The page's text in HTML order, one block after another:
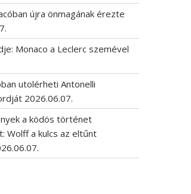
újra önmagának érezte
Monaco a Leclerc szemével
utolérheti Antonelli
2026.06.07.
a ködös történet
Wolff a kulcs az eltűnt